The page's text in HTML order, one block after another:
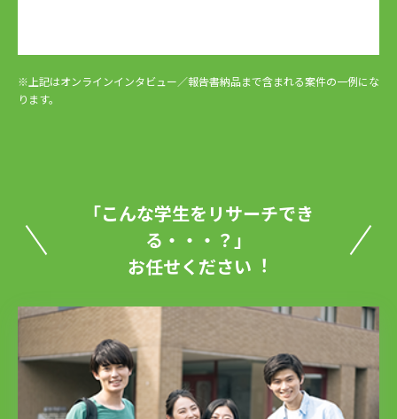
※上記はオンラインインタビュー／報告書納品まで含まれる案件の⼀例にな
ります。
「こんな学生をリサーチでき
る・・・？」
お任せください︕